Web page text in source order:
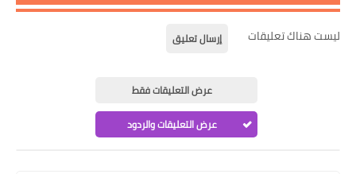
ليست هناك تعليقات إرسال تعليق
عرض التعليقات فقط
عرض التعليقات والردود